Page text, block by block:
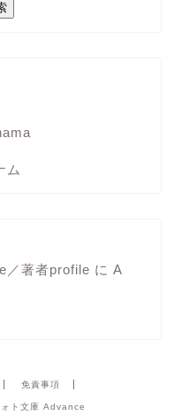
ム
／著者profile に A
免責事項
ト文庫 Advance